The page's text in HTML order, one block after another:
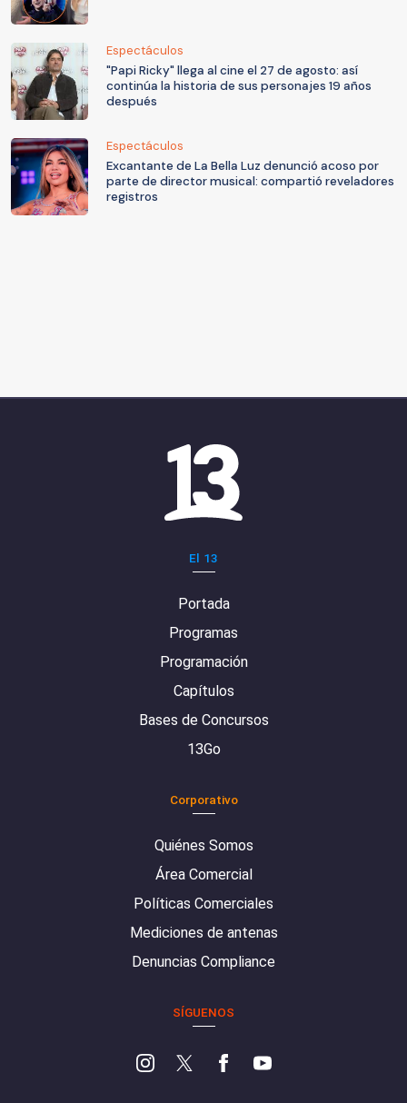
Espectáculos
"Papi Ricky" llega al cine el 27 de agosto: así
continúa la historia de sus personajes 19 años
después
Espectáculos
Excantante de La Bella Luz denunció acoso por
parte de director musical: compartió reveladores
registros
El 13
Portada
Programas
Programación
Capítulos
Bases de Concursos
13Go
Corporativo
Quiénes Somos
Área Comercial
Políticas Comerciales
Mediciones de antenas
Denuncias Compliance
SÍGUENOS